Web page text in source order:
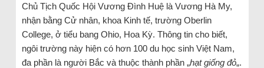
Chủ Tịch Quốc Hội Vương Đình Huệ là Vương Hà My,
nhận bằng Cử nhân, khoa Kinh tế, trường Oberlin
College, ở tiểu bang Ohio, Hoa Kỳ. Thông tin cho biết,
ngôi trường này hiện có hơn 100 du học sinh Việt Nam,
đa phần là người Bắc và thuộc thành phần „hạt giống đỏ„.